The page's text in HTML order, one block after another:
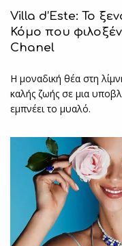
Villa d’Este: Το
Κόμο που
Chanel
Η μοναδική θέα στη
καλής ζωής σε μια
εμπνέει το μυαλό.